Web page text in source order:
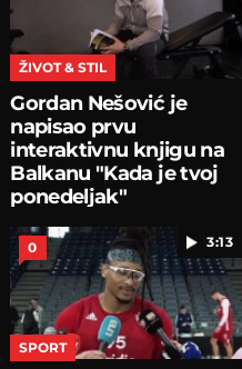
ŽIVOT & STIL
Gordan Nešović je
napisao prvu
interaktivnu knjigu na
Balkanu "Kada je tvoj
ponedeljak"
3:13
0
SPORT